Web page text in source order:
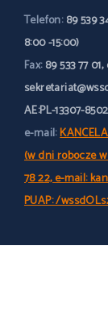
Telefon:89 539
8:00 -15:00)
Fax:89 533 77
AE:PL-13307-
e-mail:
(w dni robocze w
78 22, e-mail:
PUAP: /